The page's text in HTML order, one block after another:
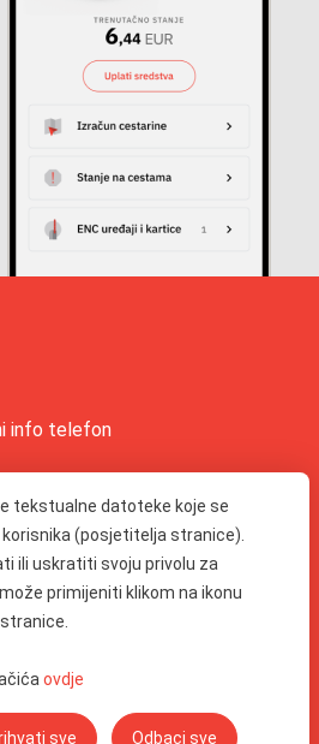
tekstualne datoteke koje se
(posjetitelja stranice).
ili uskratiti svoju privolu za
primijeniti klikom na ikonu
ovdje
sve Odbaci sve
info telefon
0422
4899